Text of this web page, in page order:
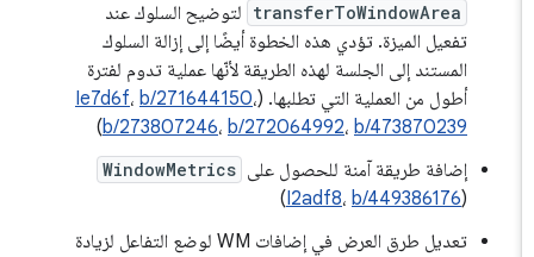
transferToWindowArea لتوضيح السلوك عند
تفعيل الميزة. تؤدي هذه الخطوة أيضًا إلى إزالة السلوك
المستند إلى الجلسة لهذه الطريقة لأنّها عملية تدوم لفترة
أطول من العملية التي تطلبها. (
Ie7d6f،b/271644150 ،
b/273807246،b/272064992،b/473870239
)
إضافة طريقة آمنة للحصول على WindowMetrics
I2adf8،b/449386176
)
تعديل طرق العرض في إضافات WM لوضع التفاعل لزيادة